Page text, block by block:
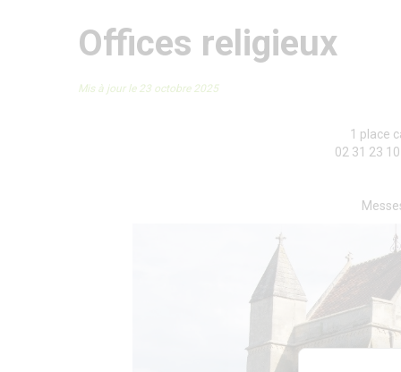
Offices religieux
Mis à jour le 23 octobre 2025
1 place
02 31 23